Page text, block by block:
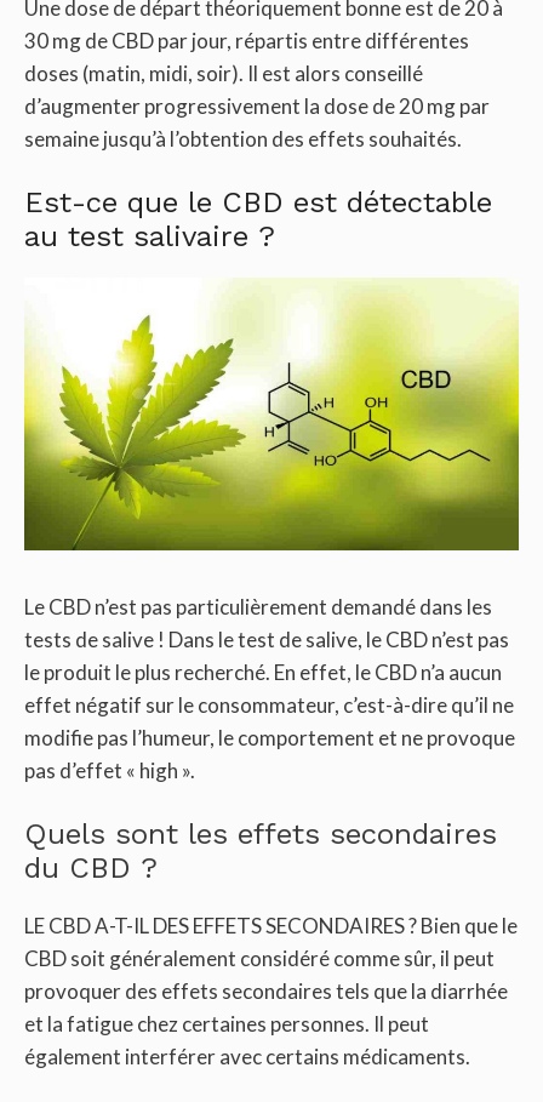
Une dose de départ théoriquement bonne est de 20 à
30 mg de CBD par jour, répartis entre différentes
doses (matin, midi, soir). Il est alors conseillé
d’augmenter progressivement la dose de 20 mg par
semaine jusqu’à l’obtention des effets souhaités.
Est-ce que le CBD est détectable
au test salivaire ?
Le CBD n’est pas particulièrement demandé dans les
tests de salive ! Dans le test de salive, le CBD n’est pas
le produit le plus recherché. En effet, le CBD n’a aucun
effet négatif sur le consommateur, c’est-à-dire qu’il ne
modifie pas l’humeur, le comportement et ne provoque
pas d’effet « high ».
Quels sont les effets secondaires
du CBD ?
LE CBD A-T-IL DES EFFETS SECONDAIRES ? Bien que le
CBD soit généralement considéré comme sûr, il peut
provoquer des effets secondaires tels que la diarrhée
et la fatigue chez certaines personnes. Il peut
également interférer avec certains médicaments.